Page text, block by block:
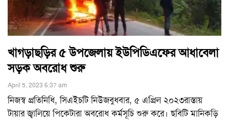
খাগড়াছড়ির ৫ উপজেলায় ইউপিডিএফের আধাবেলা
সড়ক অবরোধ শুরু
April 5, 2023 6:37 am
নিজস্ব প্রতিনিধি, সিএইচটি নিউজবুধবার, ৫ এপ্রিল ২০২৩রাস্তায়
টায়ার জ্বালিয়ে পিকেটারা অবরোধ কর্মসূচি শুরু করে। ছবিটি মানিকড়ি